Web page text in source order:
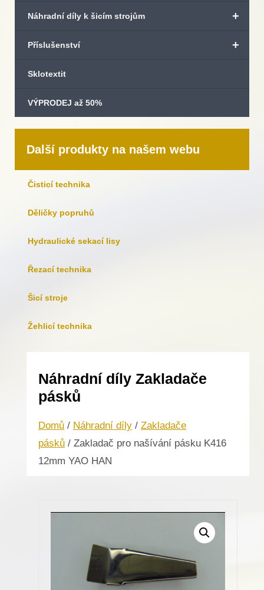
+
Náhradní díly k šicím strojům
+
Příslušenství
Sklotextit
VÝPRODEJ až 50%
Další produkty na našem webu
Čisticí technika
Děličky popruhů
Hydraulické sekací lisy
Řezací technika
Šicí stroje
Žehlicí technika
Náhradní díly Zakladače
pásků
Domů / Náhradní díly / Zakladače
pásků / Zakladač pro našívání pásku K416
12mm YAO HAN